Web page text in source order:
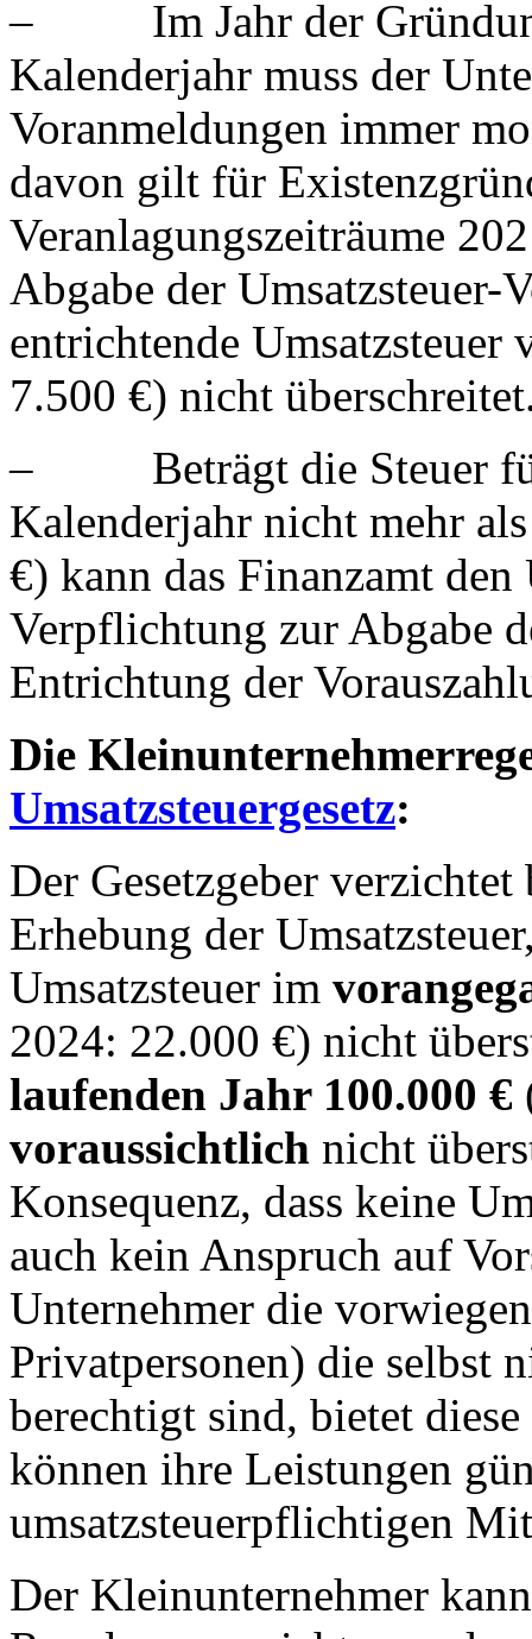
– Im Jahr der
Kalenderjahr muss der
Voranmeldungen immer
davon gilt für
Veranlagungszeiträume
Abgabe der Umsatzsteuer-
entrichtende
7.500 €) nicht
– Beträgt die Steuer für
Kalenderjahr nicht mehr
€) kann das Finanzamt
Verpflichtung zur Abgabe
Entrichtung der
Die
Umsatzsteuergesetz:
Der Gesetzgeber
Erhebung der
Umsatzsteuer im
2024: 22.000 €) nicht
laufenden Jahr 100.000 €
voraussichtlich nicht
Konsequenz, dass keine
auch kein Anspruch auf
Unternehmer die
Privatpersonen) die selbst
berechtigt sind, bietet
können ihre Leistungen
umsatzsteuerpflichtigen
Der Kleinunternehmer